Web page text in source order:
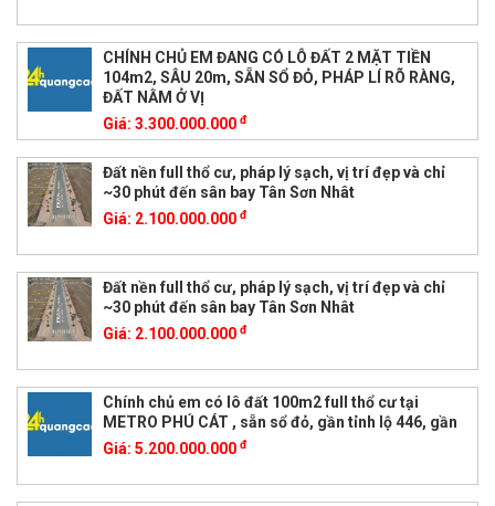
CHÍNH CHỦ EM ĐANG CÓ LÔ ĐẤT 2 MẶT TIỀN
104m2, SÂU 20m, SẴN SỔ ĐỎ, PHÁP LÍ RÕ RÀNG,
ĐẤT NẰM Ở VỊ
Giá: 3.300.000.000 đ
Đất nền full thổ cư, pháp lý sạch, vị trí đẹp và chỉ
~30 phút đến sân bay Tân Sơn Nhât
Giá: 2.100.000.000 đ
Đất nền full thổ cư, pháp lý sạch, vị trí đẹp và chỉ
~30 phút đến sân bay Tân Sơn Nhât
Giá: 2.100.000.000 đ
Chính chủ em có lô đất 100m2 full thổ cư tại
METRO PHÚ CÁT , sẵn sổ đỏ, gần tỉnh lộ 446, gần
Giá: 5.200.000.000 đ